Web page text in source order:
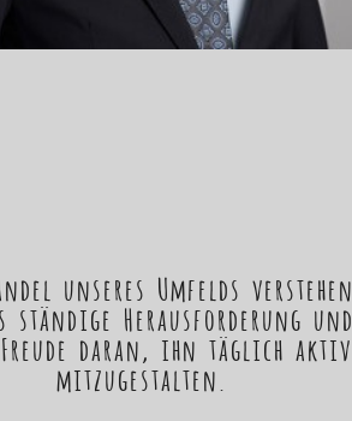
unseres Umfelds verstehen
Herausforderung und
daran, ihn täglich aktiv
mitzugestalten.